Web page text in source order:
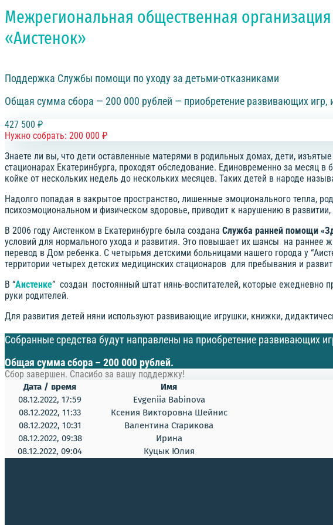
Межрегиональная общественная
«Аистенок»
Поддержка Службы помощи по уходу за детьми-отказниками
Общая сумма сбора — 200 000 рублей — приобретение развивающих игр,
427 500 ₽
Нужно собрать: 200 000 ₽
Знаете ли вы, что дети оставленные матерями в родильных домах, дети,
стационарах Екатеринбурга, проходят обследование. Единовременно за месяц
койке от нескольких недель до нескольких месяцев. Таких детей в народе
Надолго попадая в закрытое пространство, лишенные эмоционального тепла,
психоэмоциональном и физическом здоровье, приводит к нарушению в
В 2006 году Аистенком в Екатеринбурге была создана Служба ранней помощи
условий для нормального ухода и развития. Это повышает их шансы на раннее
перевод в Дом ребенка. С четырьмя детскими больницами нашего города у
территории четырех детских медицинских стационаров для пребывания и
В “Аистенке” создан постоянный штат нянь-воспитателей, которые ежедневно
руки родителей.
Для развития детей няни используют развивающие игрушки, книжки,
Собранные средства будут направлены на приобретение развивающих
Общая сумма сбора – 200 000 рублей.
Сбор завершен. Спасибо за вашу поддержку!
Дата / время
Имя
08.12.2022, 17:59
Evgeniia Babinova
08.12.2022, 11:33
Ксения Викторовна Шейнис
08.12.2022, 10:31
Валентина Старикова
08.12.2022, 09:38
Ирина
08.12.2022, 09:04
Куцык Юлия